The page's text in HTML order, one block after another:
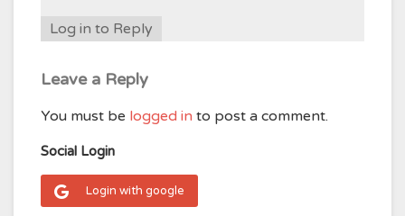
Log in to Reply
Leave a Reply
You must be logged in to post a comment.
Social Login
Login with google